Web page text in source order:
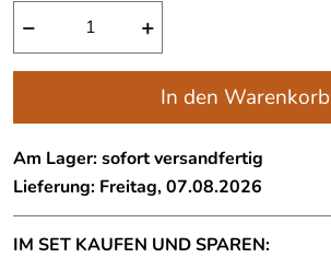
− +
In den Warenkorb
Am Lager: sofort versandfertig
Lieferung: Freitag, 07.08.2026
IM SET KAUFEN UND SPAREN: